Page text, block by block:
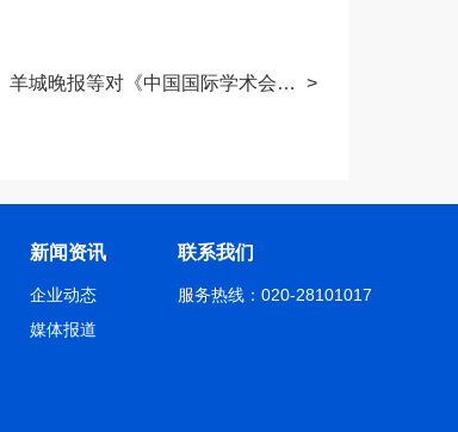
下一篇：中国科学网、南方日报、羊城晚报等对《中国国际学术会议发展蓝皮书 2024》发布进行报道 >
新闻资讯
企业动态
媒体报道
联系我们
服务热线：020-28101017